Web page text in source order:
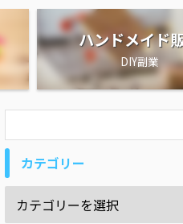
ハンドメイド
DIY副業
カテゴリー